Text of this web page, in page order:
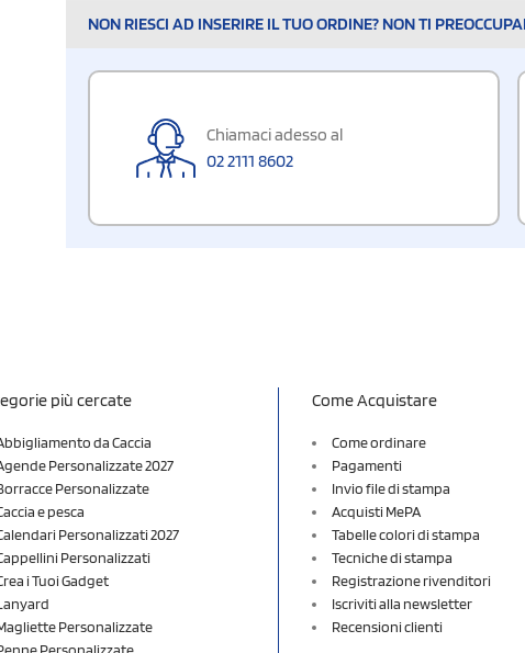
NON RIESCI AD INSERIRE IL TUO ORDINE? NON TI
Chiamaci adesso al
02 2111 8602
più cercate
da Caccia
Personalizzate 2027
Personalizzate
e pesca
Personalizzati 2027
Personalizzati
i Tuoi Gadget
Personalizzate
Come Acquistare
Come ordinare
Pagamenti
Invio file di stampa
Acquisti MePA
Tabelle colori di stampa
Tecniche di stampa
Registrazione rivenditori
Iscriviti alla newsletter
Recensioni clienti